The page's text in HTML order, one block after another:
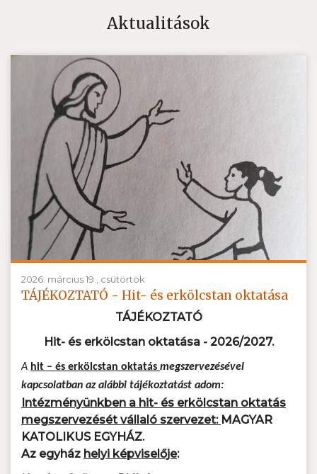
Aktualitások
2026. március 19., csütörtök
TÁJÉKOZTATÓ - Hit- és erkölcstan oktatása
TÁJÉKOZTATÓ
Hit- és erkölcstan oktatása - 2026/2027.
A hit – és erkölcstan oktatás megszervezésével
kapcsolatban az alábbi tájékoztatást adom:
Intézményünkben a hit- és erkölcstan oktatás
megszervezését vállaló szervezet: MAGYAR
KATOLIKUS EGYHÁZ.
Az egyház helyi képviselője: